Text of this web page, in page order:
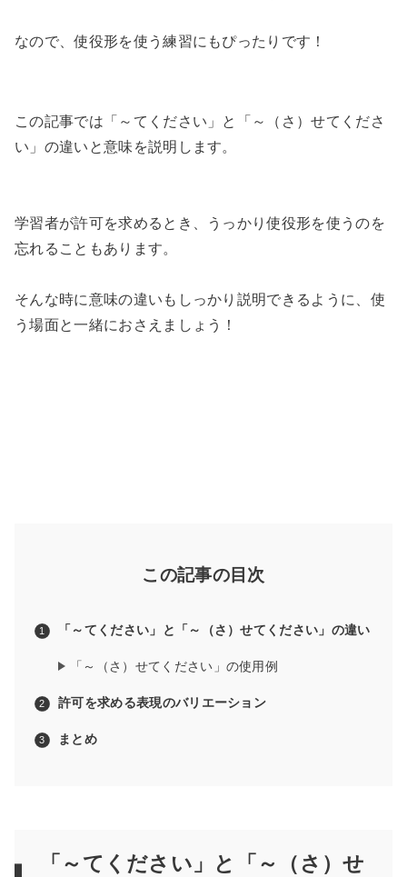
なので、使役形を使う練習にもぴったりです！
この記事では「～てください」と「～（さ）せてくださ
い」の違いと意味を説明します。
学習者が許可を求めるとき、うっかり使役形を使うのを
忘れることもあります。
そんな時に意味の違いもしっかり説明できるように、使
う場面と一緒におさえましょう！
この記事の目次
「～てください」と「～（さ）せてください」の違い
「～（さ）せてください」の使用例
許可を求める表現のバリエーション
まとめ
「～てください」と「～（さ）せ